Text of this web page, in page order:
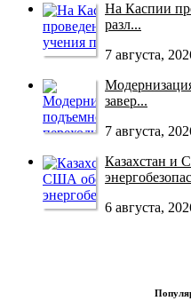
На Каспии
разл...
7 августа,
завер...
7 августа,
Казахстан и
6 августа,